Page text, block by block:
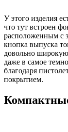
У этого изделия
что тут встроен
расположенным с
кнопка выпуска
довольно
даже в самое
благодаря
покрытием.